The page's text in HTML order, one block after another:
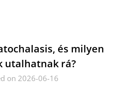
és milyen
utalhatnak rá?
on 2026-06-16